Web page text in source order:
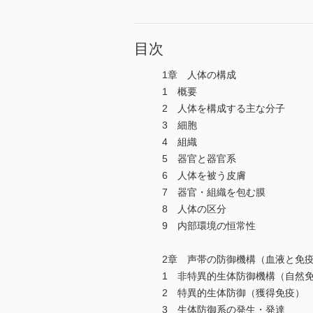
目次
1章 人体の構成
1 概要
2 人体を構成する主な分子
3 細胞
4 組織
5 器官と器官系
6 人体を被う皮膚
7 器官・組織を包む膜
8 人体の区分
9 内部環境の恒常性
2章 声帯の防御機構（血液と免疫
1 非特異的生体防御機構（自然免
2 特異的生体防御（獲得免疫）
3 生体防御系の発生・発達